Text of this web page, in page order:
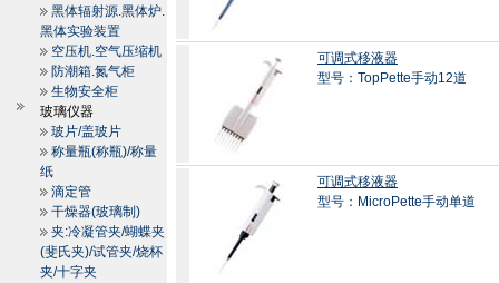
黑体辐射源.黑体炉.
黑体实验装置
空压机.空气压缩机
防潮箱.氮气柜
生物安全柜
玻璃仪器
玻片/盖玻片
称量瓶(称瓶)/称量
纸
滴定管
干燥器(玻璃制)
夹:冷凝管夹/蝴蝶夹
(斐氏夹)/试管夹/烧杯
夹/十字夹
可调式移液器
型号：TopPette手动12道
可调式移液器
型号：MicroPette手动单道